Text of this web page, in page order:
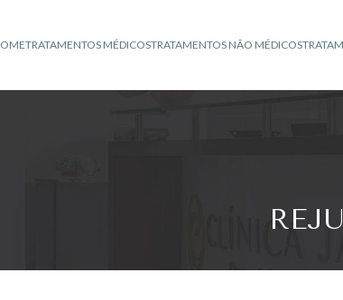
TRATAMENTOS MÉDICOSTRATAMENTOS NÃO MÉDICOS